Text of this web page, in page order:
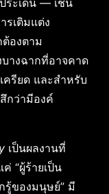
รเติมแต่ง
องตาม
บางฉากที่อาจคาด
ครียด และสำหรับ
กว่ามีองค์
เป็นผลงานที่
“ผู้ร้ายเป็น
รู้ของมนุษย์” มี